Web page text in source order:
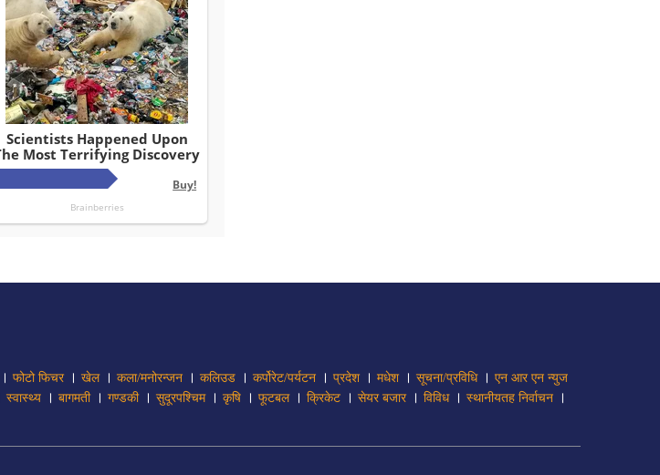
। फोटो फिचर। खेल। कला/मनोरन्जन । कलिउड । कर्पोरेट/पर्यटन । प्रदेश । मधेश । सूचना/प्रविधि। एन आर एन न्युज
स्वास्थ्य । बागमती। गण्डकी। सुदूरपश्चिम। कृषि । फूटबल। क्रिकेट । सेयर बजार। विविध। स्थानीयतह निर्वाचन ।